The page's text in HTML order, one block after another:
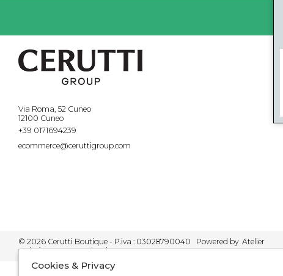
Via Roma, 52 Cuneo
12100 Cuneo
+39 0171694239
ecommerce@ceruttigroup.com
© 2026 Cerutti Boutique - P.iva : 03028790040 Powered by Atelier
societàgruppo Zucchetti
Cookies & Privacy